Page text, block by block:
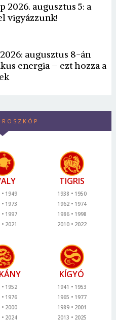
2026. augusztus 5: a
vigyázzunk!
augusztus 8-án
energia – ezt hozza a
1949
1973
1997
2021
TIGRIS
1938
1950
1962
1974
1986
1998
2010
2022
1952
1976
2000
2024
KÍGYÓ
1941
1953
1965
1977
1989
2001
2013
2025